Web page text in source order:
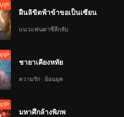
270
VIP
ฝืนลิขิตฟ้าข้าขอเป็นเซียน
แนวแฟนตาซีลึกลับ
VIP
ชายาเคียงหทัย
ความรัก · ย้อนยุค
VIP
มหาศึกล้างพิภพ